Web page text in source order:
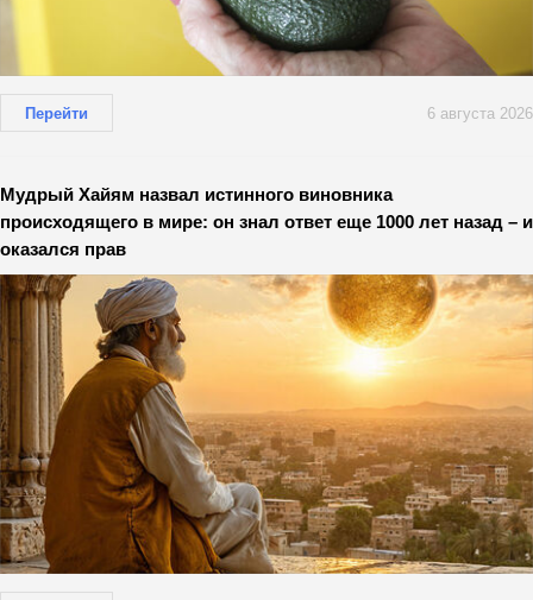
Перейти 6 августа 2026
Мудрый Хайям назвал истинного виновника
происходящего в мире: он знал ответ еще 1000 лет назад – и
оказался прав